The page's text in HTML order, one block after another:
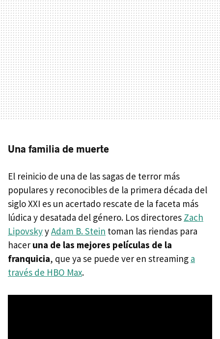
Una familia de muerte
El reinicio de una de las sagas de terror más
populares y reconocibles de la primera década del
siglo XXI es un acertado rescate de la faceta más
lúdica y desatada del género. Los directores Zach
LipovskyyAdam B. Stein toman las riendas para
hacer una de las mejores películas de la
franquicia, que ya se puede ver en streaming a
través de HBO Max.